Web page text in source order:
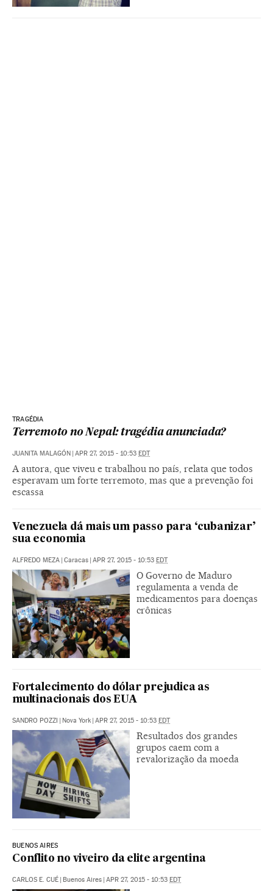
TRAGÉDIA
Terremoto no Nepal: tragédia anunciada?
JUANITA MALAGÓN | APR 27, 2015 - 10:53 EDT
A autora, que viveu e trabalhou no país, relata que todos
esperavam um forte terremoto, mas que a prevenção foi
escassa
Venezuela dá mais um passo para ‘cubanizar’
sua economia
ALFREDO MEZA | Caracas | APR 27, 2015 - 10:53 EDT
O Governo de Maduro
regulamenta a venda de
medicamentos para doenças
crônicas
Fortalecimento do dólar prejudica as
multinacionais dos EUA
SANDRO POZZI | Nova York | APR 27, 2015 - 10:53 EDT
Resultados dos grandes
grupos caem com a
revalorização da moeda
BUENOS AIRES
Conflito no viveiro da elite argentina
CARLOS E. CUÉ | Buenos Aires | APR 27, 2015 - 10:53 EDT